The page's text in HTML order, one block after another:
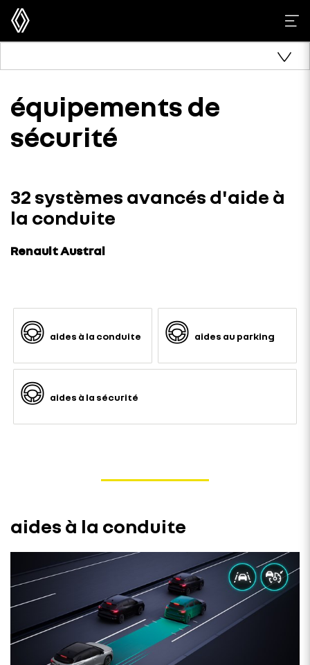
équipements de
sécurité
32 systèmes avancés d'aide à
la conduite
Renault Austral
aides à la conduite aides au parking
aides à la sécurité
aides à la conduite